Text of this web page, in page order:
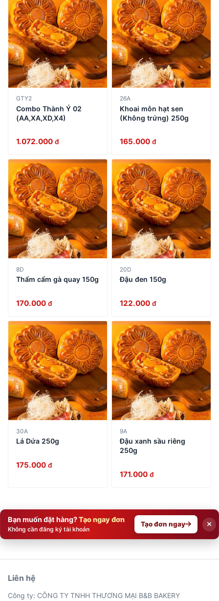
GTY2
Combo Thành Ý 02
(AA,XA,XD,X4)
1.072.000 đ
26A
Khoai môn hạt sen
(Không trứng) 250g
165.000 đ
8D
Thẩm cẩm gà quay 150g
170.000 đ
20D
Đậu đen 150g
122.000 đ
30A
Lá Dứa 250g
175.000 đ
9A
Đậu xanh sầu riêng
250g
171.000 đ
Bạn muốn đặt hàng?Tạo ngay đơn
Không cần đăng ký tài khoản
Tạo đơn ngay
Liên hệ
Công ty: CÔNG TY TNHH THƯƠNG MẠI B&B BAKERY